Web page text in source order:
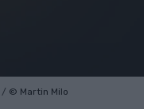
/ © Martin Milo